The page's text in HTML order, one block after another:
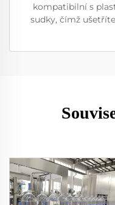
kompatibilní s
sudky, čímž